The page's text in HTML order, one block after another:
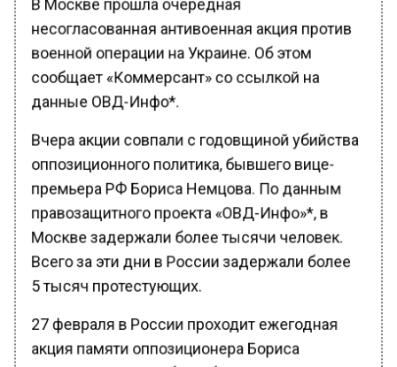
несогласованная антивоенная акция против
военной операции на Украине. Об этом
сообщает «Коммерсант» со ссылкой на
данные ОВД-Инфо*.
Вчера акции совпали с годовщиной убийства
оппозиционного политика, бывшего вице-
премьера РФ Бориса Немцова. По данным
правозащитного проекта «ОВД-Инфо»*, в
Москве задержали более тысячи человек.
Всего за эти дни в России задержали более
5 тысяч протестующих.
27 февраля в России проходит ежегодная
акция памяти оппозиционера Бориса